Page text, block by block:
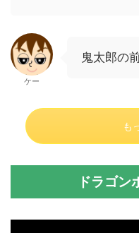
ケー
鬼太郎の
も
ドラゴ